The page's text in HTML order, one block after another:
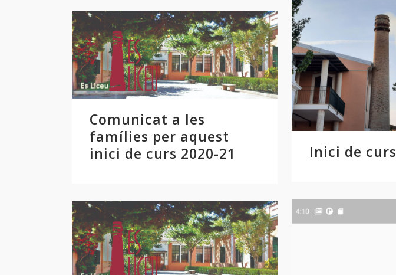
Inici de curs
Comunicat a les
famílies per aquest
inici de curs 2020-21